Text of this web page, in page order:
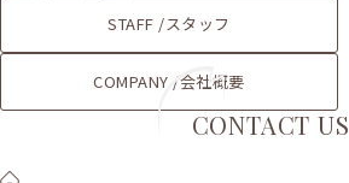
STAFF /スタッフ
COMPANY /会社概要
CONTACT US